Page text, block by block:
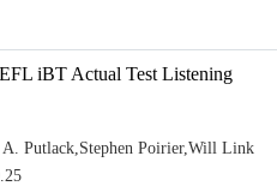
iBT Actual Test Listening
A. Putlack,Stephen Poirier,Will Link